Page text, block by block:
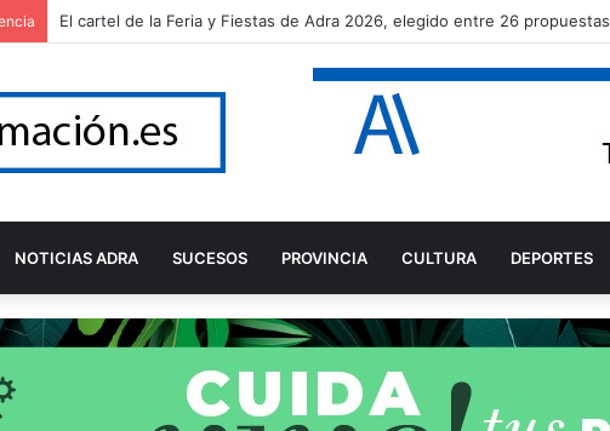
El cartel de la Feria y Fiestas de Adra 2026, elegido entre 26 propuestas
NOTICIAS ADRA SUCESOS PROVINCIA CULTURA DEPORTES